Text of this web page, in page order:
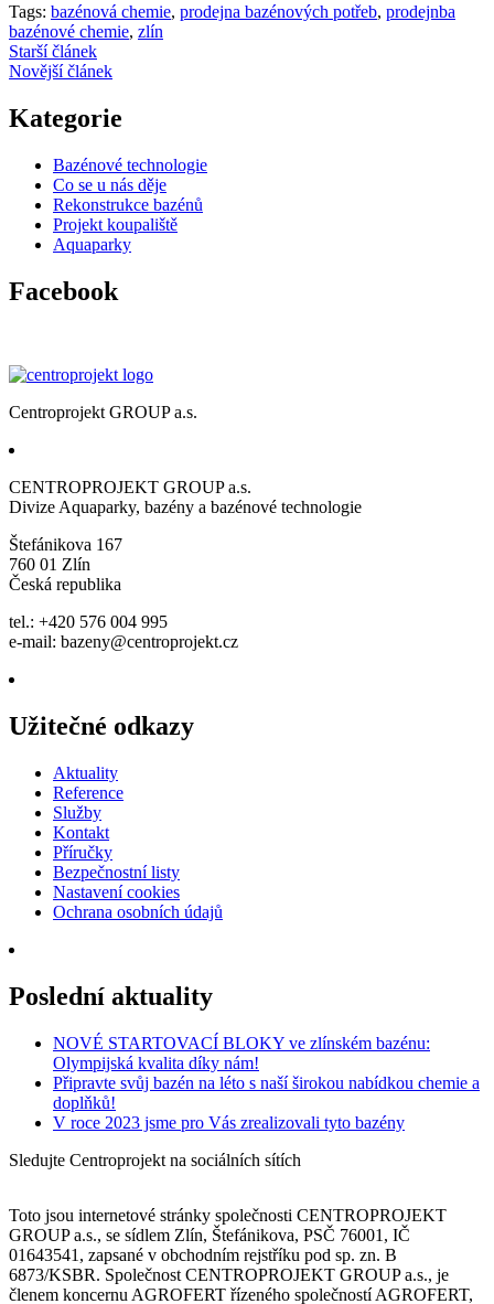
Tags: bazénová chemie, prodejna bazénových potřeb, prodejnba
bazénové chemie, zlín
Starší článek
Novější článek
Kategorie
Bazénové technologie
Co se u nás děje
Rekonstrukce bazénů
Projekt koupaliště
Aquaparky
Facebook
Centroprojekt GROUP a.s.
CENTROPROJEKT GROUP a.s.
Divize Aquaparky, bazény a bazénové technologie
Štefánikova 167
760 01 Zlín
Česká republika
tel.: +420 576 004 995
e-mail: bazeny@centroprojekt.cz
Užitečné odkazy
Aktuality
Reference
Služby
Kontakt
Příručky
Bezpečnostní listy
Nastavení cookies
Ochrana osobních údajů
Poslední aktuality
NOVÉ STARTOVACÍ BLOKY ve zlínském bazénu:
Olympijská kvalita díky nám!
Připravte svůj bazén na léto s naší širokou nabídkou chemie a
doplňků!
V roce 2023 jsme pro Vás zrealizovali tyto bazény
Sledujte Centroprojekt na sociálních sítích
Toto jsou internetové stránky společnosti CENTROPROJEKT
GROUP a.s., se sídlem Zlín, Štefánikova, PSČ 76001, IČ
01643541, zapsané v obchodním rejstříku pod sp. zn. B
6873/KSBR. Společnost CENTROPROJEKT GROUP a.s., je
členem koncernu AGROFERT řízeného společností AGROFERT,